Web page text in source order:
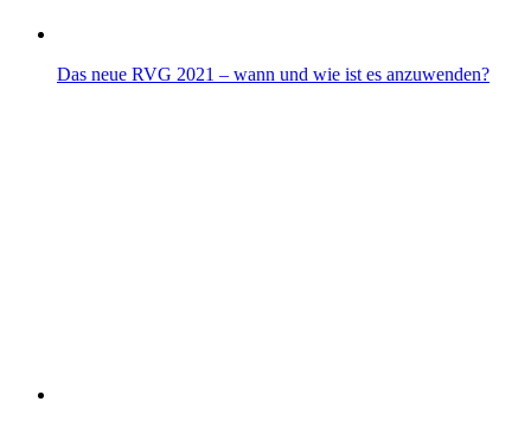
Das neue RVG 2021 – wann und wie ist es anzuwenden?